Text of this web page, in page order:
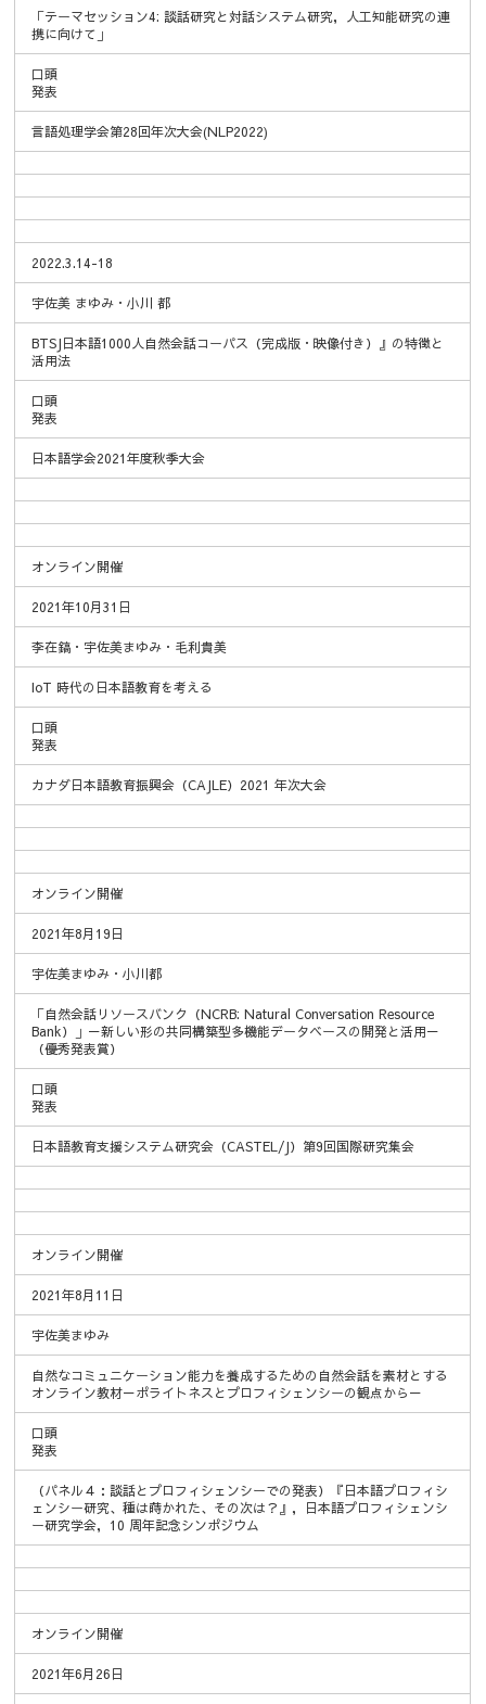
「テーマセッション4: 談話研究と対話システム研究，人工知能研究の連
携に向けて」
口頭
発表
言語処理学会第28回年次大会(NLP2022)
2022.3.14-18
宇佐美 まゆみ・小川 都
BTSJ日本語1000人自然会話コーパス（完成版・映像付き）』の特徴と
活用法
口頭
発表
日本語学会2021年度秋季大会
オンライン開催
2021年10月31日
李在鎬・宇佐美まゆみ・毛利貴美
IoT 時代の日本語教育を考える
口頭
発表
カナダ日本語教育振興会（CAJLE）2021 年次大会
オンライン開催
2021年8月19日
宇佐美まゆみ・小川都
「自然会話リソースバンク（NCRB: Natural Conversation Resource
Bank）」－新しい形の共同構築型多機能データベースの開発と活用－
（優秀発表賞）
口頭
発表
日本語教育支援システム研究会（CASTEL/J）第9回国際研究集会
オンライン開催
2021年8月11日
宇佐美まゆみ
自然なコミュニケーション能力を養成するための自然会話を素材とする
オンライン教材－ポライトネスとプロフィシェンシーの観点から－
口頭
発表
（パネル４：談話とプロフィシェンシーでの発表）『日本語プロフィシ
ェンシー研究、種は蒔かれた、その次は？』，日本語プロフィシェンシ
ー研究学会，10 周年記念シンポジウム
オンライン開催
2021年6月26日